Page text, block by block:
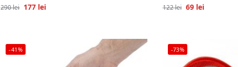
290lei 177 lei 122lei 69 lei
-41% -73%